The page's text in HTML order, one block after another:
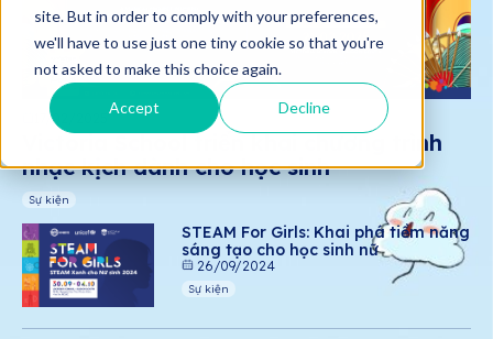
site. But in order to comply with your preferences,
we'll have to use just one tiny cookie so that you're
not asked to make this choice again.
Accept Decline
17/02/2025
Victoria School triển khai chương trình
nhạc kịch dành cho học sinh
Sự kiện
STEAM For Girls: Khai phá tiềm năng
sáng tạo cho học sinh nữ
26/09/2024
Sự kiện